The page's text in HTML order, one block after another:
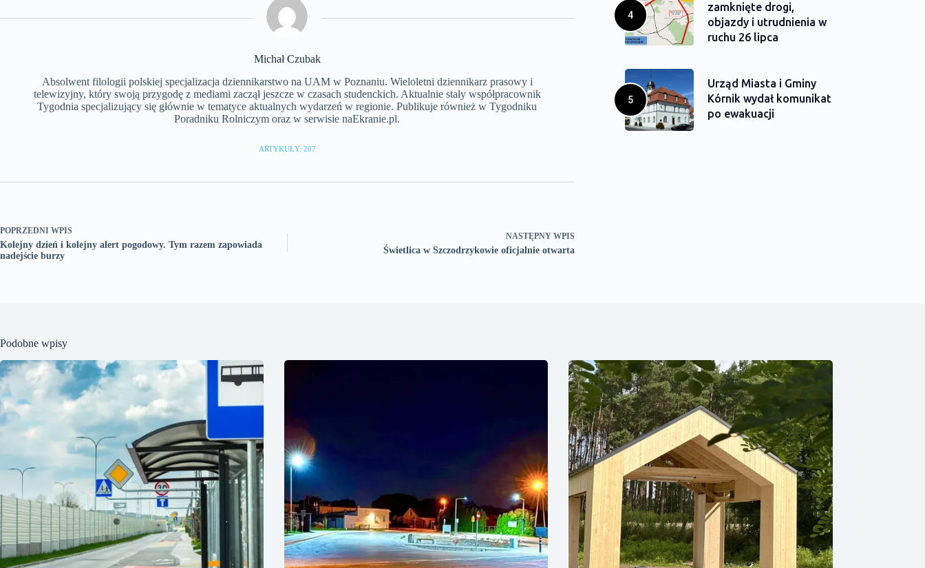
Michał Czubak
Absolwent filologii polskiej specjalizacja dziennikarstwo na UAM w Poznaniu. Wieloletni dziennikarz prasowy i
telewizyjny, który swoją przygodę z mediami zaczął jeszcze w czasach studenckich. Aktualnie stały współpracownik
Tygodnia specjalizujący się głównie w tematyce aktualnych wydarzeń w regionie. Publikuje również w Tygodniku
Poradniku Rolniczym oraz w serwisie naEkranie.pl.
ARTYKUŁY: 207
POPRZEDNI WPIS
Kolejny dzień i kolejny alert pogodowy. Tym razem zapowiada
nadejście burzy
NASTĘPNY WPIS
Świetlica w Szczodrzykowie oficjalnie otwarta
zamknięte drogi,
objazdy i utrudnienia w
ruchu 26 lipca
Urząd Miasta i Gminy
Kórnik wydał komunikat
po ewakuacji
Podobne wpisy